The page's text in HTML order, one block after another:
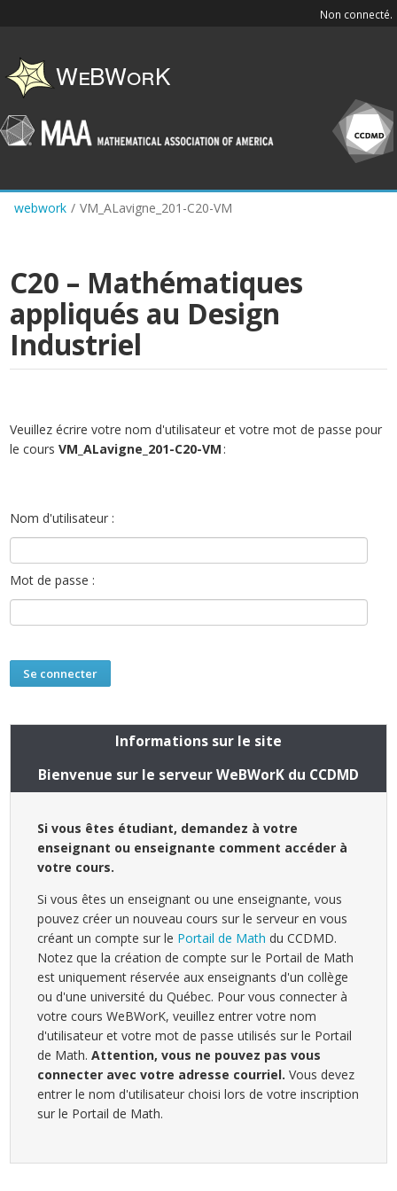
content
Non connecté.
webwork / VM_ALavigne_201-C20-VM
C20 – Mathématiques
appliqués au Design
Industriel
Veuillez écrire votre nom d'utilisateur et votre mot de passe pour
le coursVM_ALavigne_201-C20-VM :
Nom d'utilisateur :
Mot de passe :
Informations sur le site
Bienvenue sur le serveur WeBWorK du CCDMD
Si vous êtes étudiant, demandez à votre
enseignant ou enseignante comment accéder à
votre cours.
Si vous êtes un enseignant ou une enseignante, vous
pouvez créer un nouveau cours sur le serveur en vous
créant un compte sur le Portail de Math du CCDMD.
Notez que la création de compte sur le Portail de Math
est uniquement réservée aux enseignants d'un collège
ou d'une université du Québec. Pour vous connecter à
votre cours WeBWorK, veuillez entrer votre nom
d'utilisateur et votre mot de passe utilisés sur le Portail
de Math.Attention, vous ne pouvez pas vous
connecter avec votre adresse courriel. Vous devez
entrer le nom d'utilisateur choisi lors de votre inscription
sur le Portail de Math.